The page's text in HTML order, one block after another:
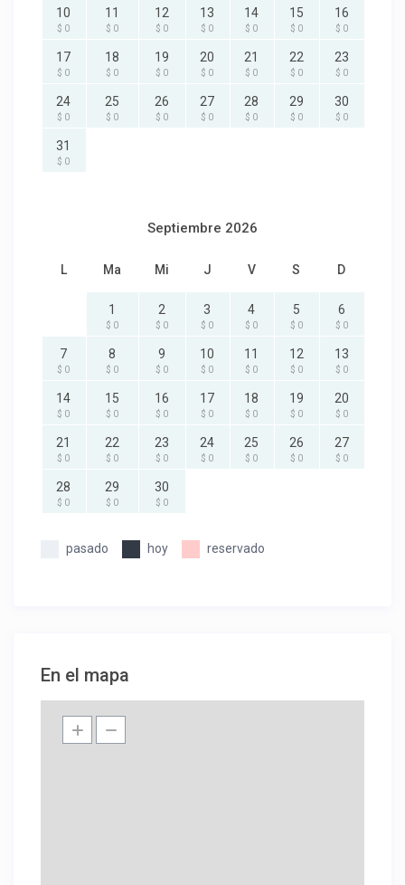
10
$ 0
11
$ 0
12
$ 0
13
$ 0
14
$ 0
15
$ 0
16
$ 0
17
$ 0
18
$ 0
19
$ 0
20
$ 0
21
$ 0
22
$ 0
23
$ 0
24
$ 0
25
$ 0
26
$ 0
27
$ 0
28
$ 0
29
$ 0
30
$ 0
31
$ 0
Septiembre 2026
L Ma Mi J V S D
1
$ 0
2
$ 0
3
$ 0
4
$ 0
5
$ 0
6
$ 0
7
$ 0
8
$ 0
9
$ 0
10
$ 0
11
$ 0
12
$ 0
13
$ 0
14
$ 0
15
$ 0
16
$ 0
17
$ 0
18
$ 0
19
$ 0
20
$ 0
21
$ 0
22
$ 0
23
$ 0
24
$ 0
25
$ 0
26
$ 0
27
$ 0
28
$ 0
29
$ 0
30
$ 0
pasado hoy reservado
En el mapa